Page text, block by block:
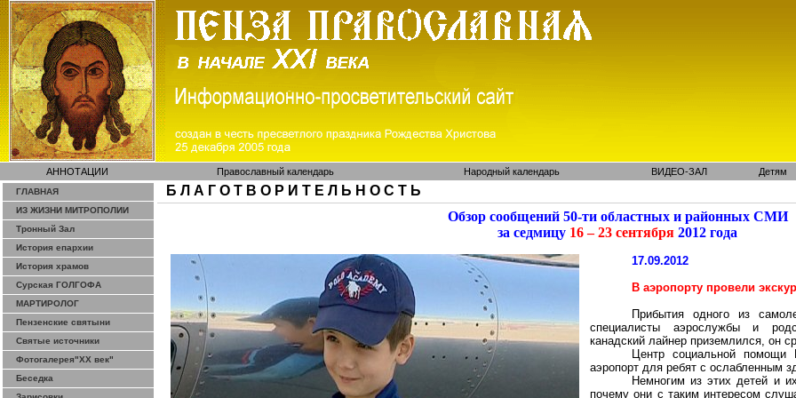
АННОТАЦИИ Православный календарь Народный календарь ВИДЕО-ЗАЛ Детям
ГЛАВНАЯ
ИЗ ЖИЗНИ МИТРОПОЛИИ
Тронный Зал
История епархии
История храмов
Сурская ГОЛГОФА
МАРТИРОЛОГ
Пензенские святыни
Святые источники
Фотогалерея"ХХ век"
Беседка
Б Л А Г О Т В О Р И Т Е Л Ь Н О С Т Ь
Обзор сообщений 50-ти областных и районных СМИ
за седмицу 16 – 23 сентября 2012 года
17.09.2012
В аэропорту провели
Прибытия одного из
специалисты аэрослужбыи
канадский лайнер приземлился, он
Центр социальной помощи
аэропорт для ребят с ослабленным
Немногим из этих детей и
почему они с таким интересом